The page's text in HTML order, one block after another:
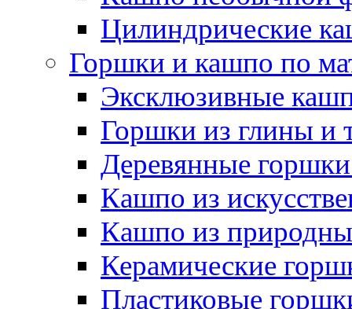
Цилиндрические
Горшки и кашпо по
Эксклюзивные
Горшки из глины и
Деревянные
Кашпо из
Кашпо из
Керамические
Пластиковые